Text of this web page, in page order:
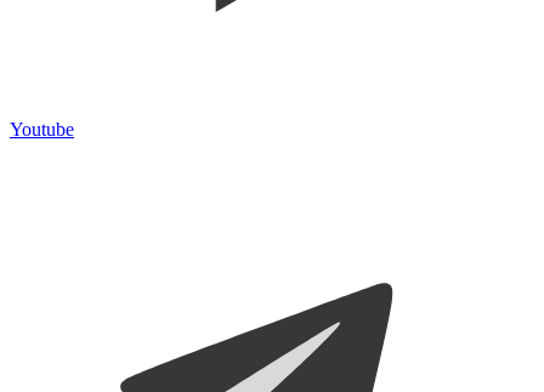
Youtube